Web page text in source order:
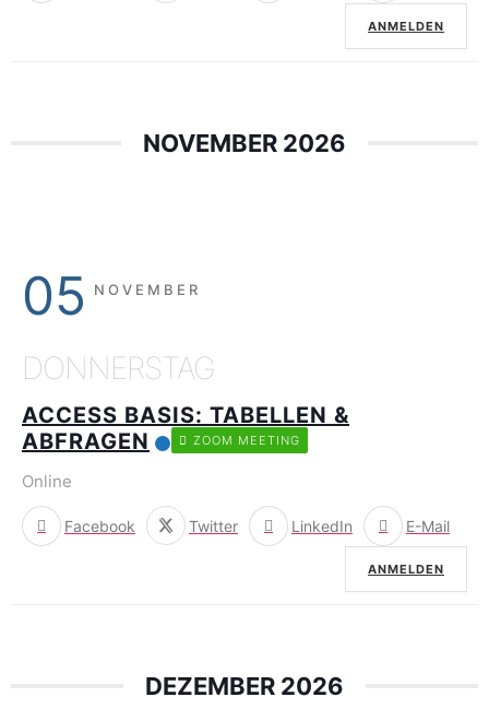
ANMELDEN
NOVEMBER 2026
05 NOVEMBER
DONNERSTAG
ACCESS BASIS: TABELLEN &
ABFRAGEN
ZOOM MEETING
Online
Facebook Twitter LinkedIn E-Mail
ANMELDEN
DEZEMBER 2026